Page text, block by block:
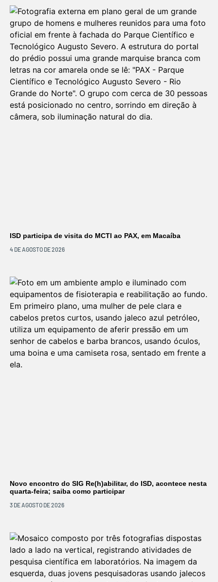
ISD participa de visita do MCTI ao PAX, em Macaíba
4 DE AGOSTO DE 2026
Novo encontro do SIG Re(h)abilitar, do ISD, acontece nesta
quarta-feira; saiba como participar
3 DE AGOSTO DE 2026